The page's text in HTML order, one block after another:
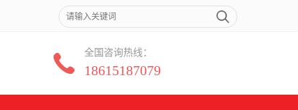
全国咨询热线：
18615187079